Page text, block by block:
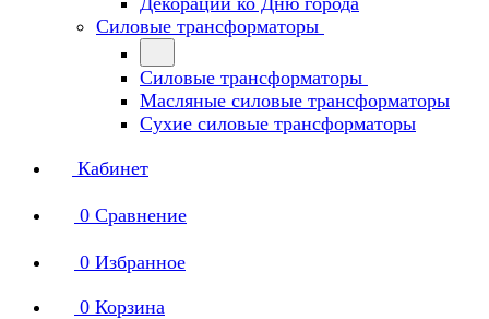
Силовые трансформаторы
Силовые трансформаторы
Масляные силовые трансформаторы
Сухие силовые трансформаторы
Кабинет
0 Сравнение
0 Избранное
0 Корзина